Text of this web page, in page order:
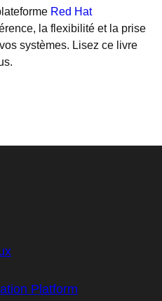
Red Hat
la flexibilité et la prise
systèmes. Lisez ce livre
Platform